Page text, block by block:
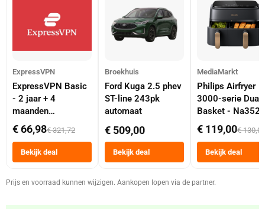
ExpressVPN
ExpressVPN Basic
- 2 jaar + 4
maanden
abonnement
€ 66,98€ 321,72
Bekijk deal
Broekhuis
Ford Kuga 2.5 phev
ST-line 243pk
automaat
€ 509,00
Bekijk deal
MediaMarkt
Philips Airfryer
3000-serie Dual
Basket -
Dubbele Mand 9
Tot 6 Personen
Heteluchtfriteuse
Zwart
€ 119,00€ 130,00
Bekijk deal
Prijs en voorraad kunnen wijzigen. Aankopen lopen via de partner.